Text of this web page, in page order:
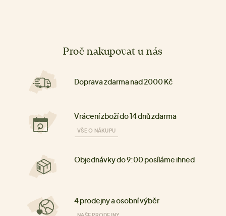
Proč nakupovat u nás
Doprava zdarma nad 2000 Kč
Vrácení zboží do 14 dnů zdarma
VŠE O NÁKUPU
Objednávky do 9:00 posíláme ihned
4 prodejny a osobní výběr